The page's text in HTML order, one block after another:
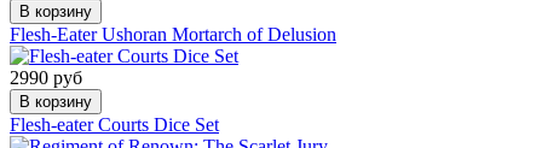
В корзину
Flesh-Eater Ushoran Mortarch of Delusion
2990 руб
В корзину
Flesh-eater Courts Dice Set